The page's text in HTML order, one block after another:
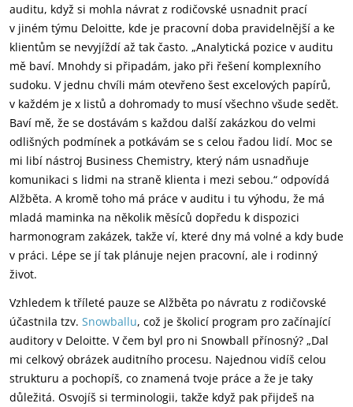
auditu, když si mohla návrat z rodičovské usnadnit prací
v jiném týmu Deloitte, kde je pracovní doba pravidelnější a ke
klientům se nevyjíždí až tak často. „Analytická pozice v auditu
mě baví. Mnohdy si připadám, jako při řešení komplexního
sudoku. V jednu chvíli mám otevřeno šest excelových papírů,
v každém je x listů a dohromady to musí všechno všude sedět.
Baví mě, že se dostávám s každou další zakázkou do velmi
odlišných podmínek a potkávám se s celou řadou lidí. Moc se
mi libí nástroj Business Chemistry, který nám usnadňuje
komunikaci s lidmi na straně klienta i mezi sebou.“ odpovídá
Alžběta. A kromě toho má práce v auditu i tu výhodu, že má
mladá maminka na několik měsíců dopředu k dispozici
harmonogram zakázek, takže ví, které dny má volné a kdy bude
v práci. Lépe se jí tak plánuje nejen pracovní, ale i rodinný
život.
Vzhledem k tříleté pauze se Alžběta po návratu z rodičovské
účastnila tzv. Snowballu, což je školicí program pro začínající
auditory v Deloitte. V čem byl pro ni Snowball přínosný? „Dal
mi celkový obrázek auditního procesu. Najednou vidíš celou
strukturu a pochopíš, co znamená tvoje práce a že je taky
důležitá. Osvojíš si terminologii, takže když pak přijdeš na